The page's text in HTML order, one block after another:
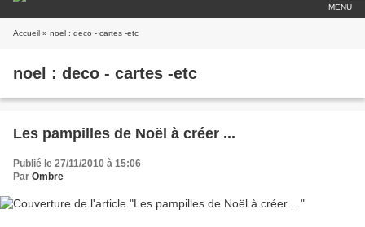
MENU
Accueil » noel : deco - cartes -etc
noel : deco - cartes -etc
Les pampilles de Noël à créer ...
Publié le 27/11/2010 à 15:06
Par Ombre